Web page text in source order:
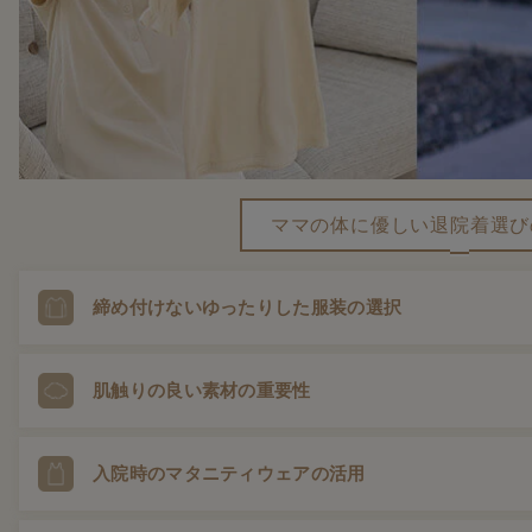
ママの体に優しい退院着選
締め付けないゆったりした服装の選択
出産を終えてすぐの体は完全に元通りではありません。帝王切開
い、リラックスできるゆったりしたワンピースやトップスが おすす
肌触りの良い素材の重要性
出産後の肌はとても敏感。綿など自然由来の素材や、やわらかな肌
入院時のマタニティウェアの活用